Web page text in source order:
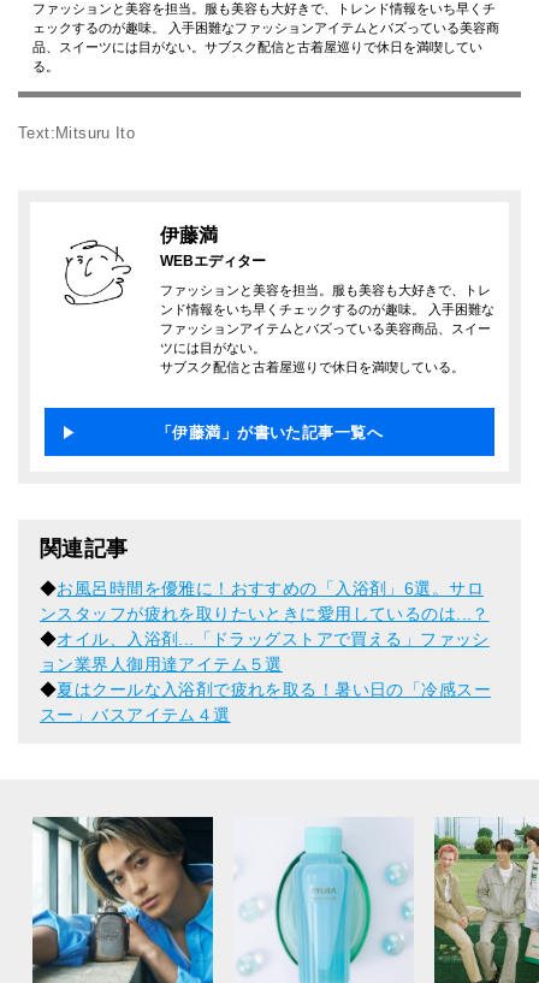
ファッションと美容を担当。服も美容も大好きで、トレンド情報をいち早くチ
ェックするのが趣味。 入手困難なファッションアイテムとバズっている美容商
品、スイーツには目がない。サブスク配信と古着屋巡りで休日を満喫してい
る。
Text:Mitsuru Ito
伊藤満
WEBエディター
ファッションと美容を担当。服も美容も大好きで、トレ
ンド情報をいち早くチェックするのが趣味。 入手困難な
ファッションアイテムとバズっている美容商品、スイー
ツには目がない。
サブスク配信と古着屋巡りで休日を満喫している。
「伊藤満」が書いた記事一覧へ
関連記事
◆お風呂時間を優雅に！おすすめの「入浴剤」6選。サロ
ンスタッフが疲れを取りたいときに愛用しているのは...？
◆オイル、入浴剤...「ドラッグストアで買える」ファッシ
ョン業界人御用達アイテム５選
◆夏はクールな入浴剤で疲れを取る！暑い日の「冷感スー
スー」バスアイテム４選